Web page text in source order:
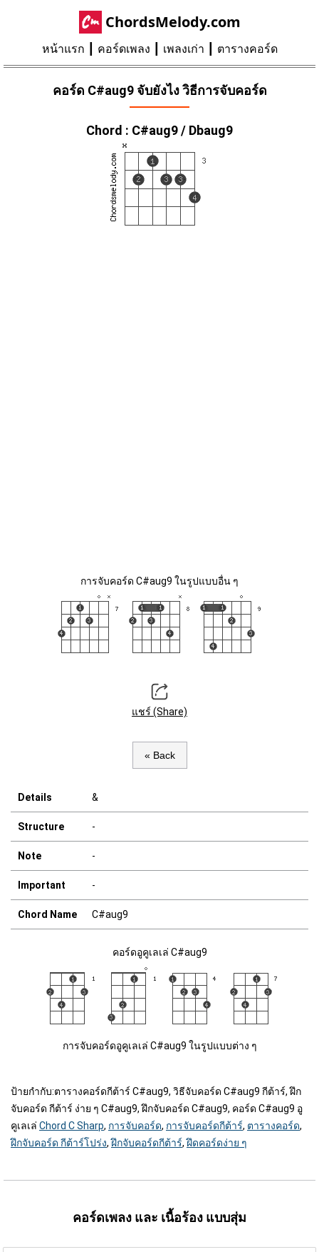
ChordsMelody.com
หน้าแรก คอร์ดเพลง เพลงเก่า ตารางคอร์ด
คอร์ด C#aug9 จับยังไง วิธีการจับคอร์ด
Chord : C#aug9 / Dbaug9
การจับคอร์ด C#aug9 ในรูปแบบอื่น ๆ
แชร์ (Share)
« Back
Details &
Structure -
Note -
Important -
Chord Name C#aug9
คอร์ดอูคูเลเล่ C#aug9
การจับคอร์ดอูคูเลเล่ C#aug9 ในรูปแบบต่าง ๆ
ป้ายกำกับ:ตารางคอร์ดกีต้าร์ C#aug9, วิธีจับคอร์ด C#aug9 กีต้าร์, ฝึก
จับคอร์ด กีต้าร์ ง่าย ๆ C#aug9, ฝึกจับคอร์ด C#aug9, คอร์ด C#aug9 อู
คูเลเล่ Chord C Sharp, การจับคอร์ด, การจับคอร์ดกีต้าร์, ตารางคอร์ด,
ฝึกจับคอร์ด กีต้าร์โปร่ง,ฝึกจับคอร์ดกีต้าร์,ฝึดคอร์ดง่าย ๆ
คอร์ดเพลง และ เนื้อร้อง แบบสุ่ม